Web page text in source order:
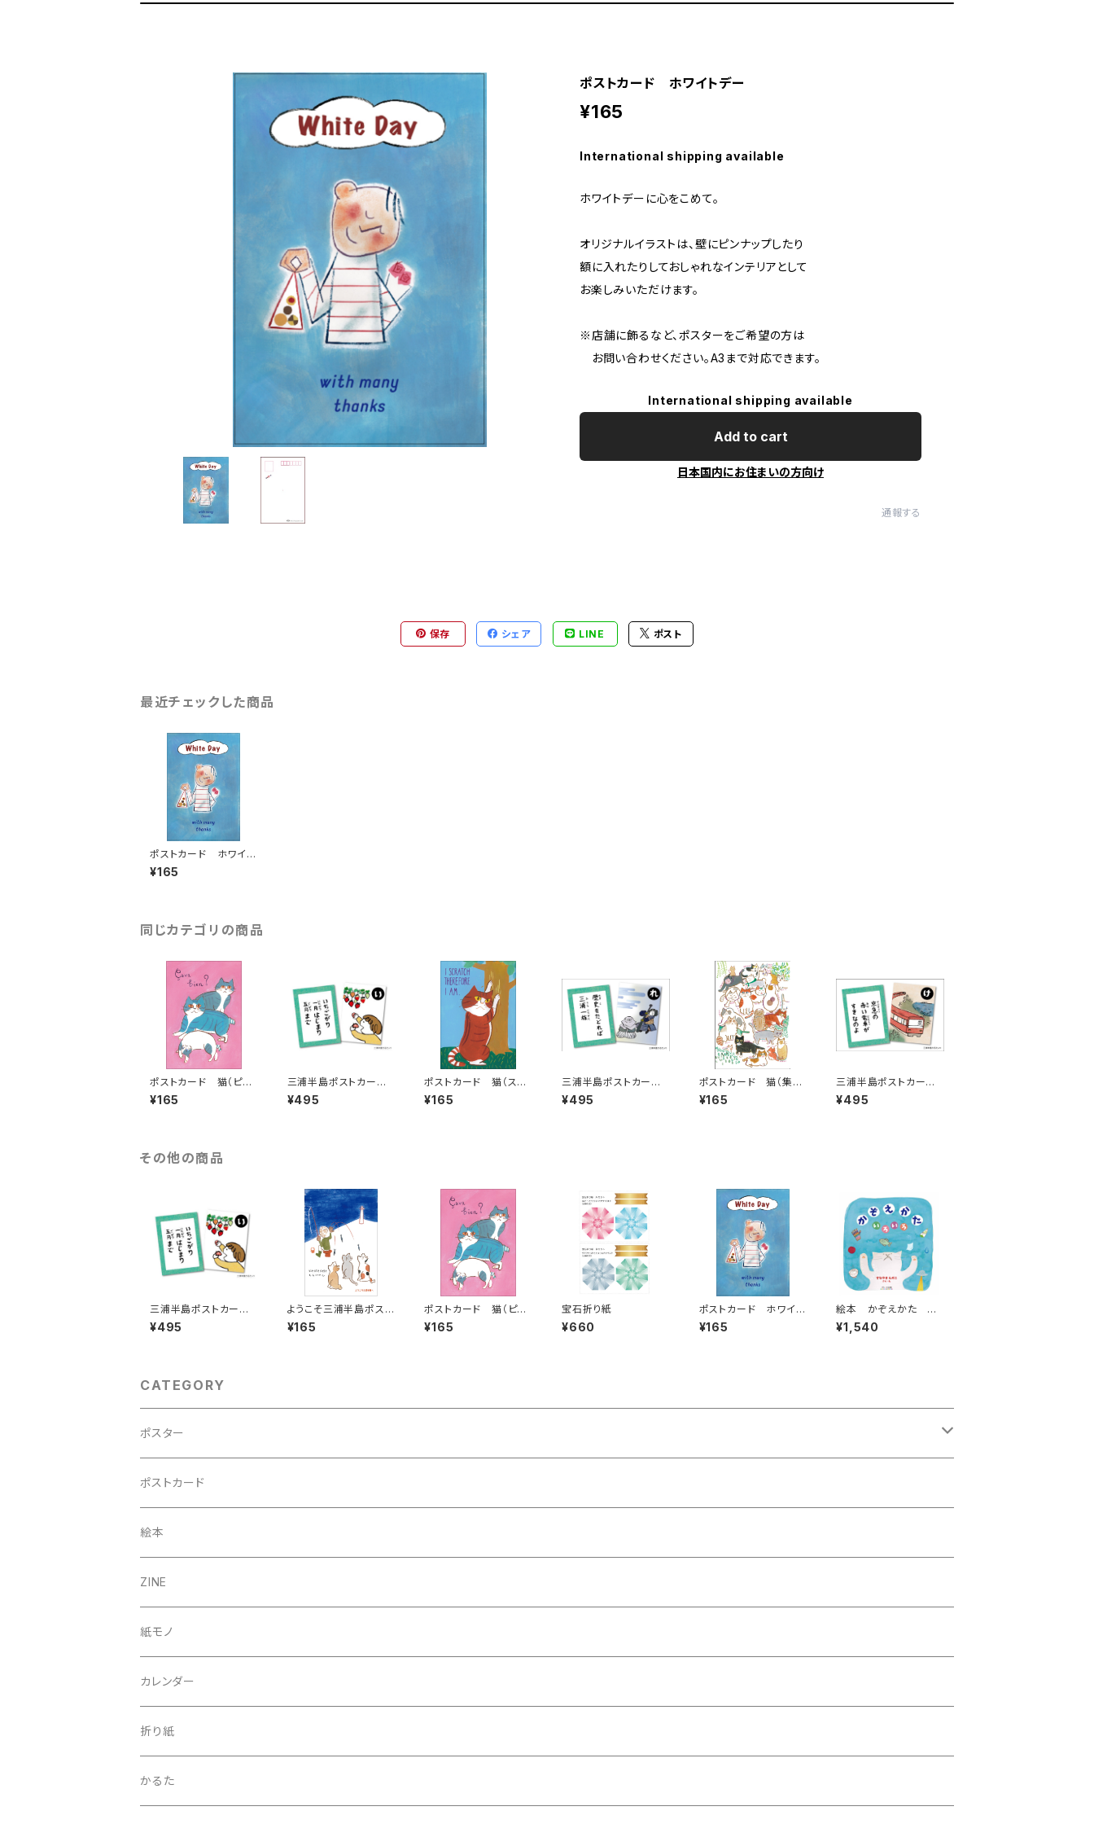
ポストカード ホワイトデー
¥165
International shipping available
ホワイトデーに心をこめて。
オリジナルイラストは、壁にピンナップしたり
額に入れたりしておしゃれなインテリアとして
お楽しみいただけます。
※店舗に飾るなど、ポスターをご希望の方は
お問い合わせください。A3まで対応できます。
International shipping available
Add to cart
日本国内にお住まいの方向け
通報する
保存 シェア LINE ポスト
最近チェックした商品
ポストカード ホワイト
デー
¥165
同じカテゴリの商品
ポストカード 猫（ピン
ク）
¥165
三浦半島ポストカー
ド ３枚組 その3
¥495
ポストカード 猫（スク
ラッチ）
¥165
三浦半島ポストカー
ド ３枚組 その2
¥495
ポストカード 猫（集
会）
¥165
三浦半島ポストカー
ド ３枚組 その１
¥495
その他の商品
三浦半島ポストカー
ド ３枚組 その3
¥495
ようこそ三浦半島ポスト
カード 猫
¥165
ポストカード 猫（ピン
ク）
¥165
宝石折り紙
¥660
ポストカード ホワイト
デー
¥165
絵本 かぞえかた い
ろいろ
¥1,540
CATEGORY
ポスター
A3
B5（額入り）
A4
50×70cm
ポストカード
絵本
ZINE
紙モノ
カレンダー
折り紙
かるた